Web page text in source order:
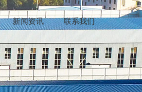
新闻资讯 联系我们